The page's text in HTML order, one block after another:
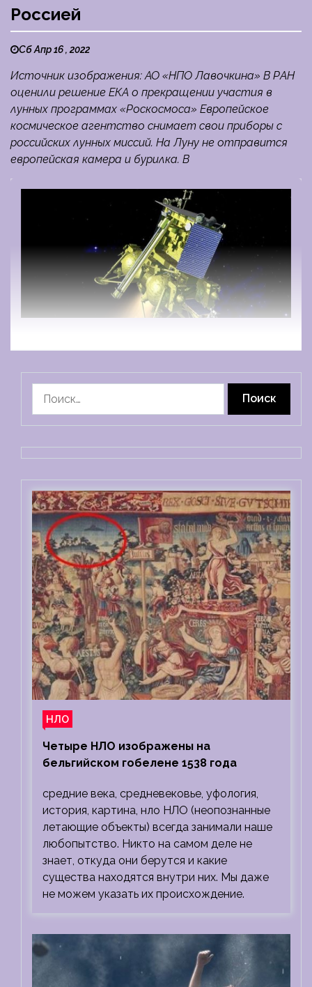
Россией
Сб Апр 16 , 2022
Источник изображения: АО «НПО Лавочкина» В РАН
оценили решение ЕКА о прекращении участия в
лунных программах «Роскосмоса» Европейское
космическое агентство снимает свои приборы с
российских лунных миссий. На Луну не отправится
европейская камера и бурилка. В
НЛО
Четыре НЛО изображены на
бельгийском гобелене 1538 года
средние века, средневековье, уфология,
история, картина, нло НЛО (неопознанные
летающие объекты) всегда занимали наше
любопытство. Никто на самом деле не
знает, откуда они берутся и какие
существа находятся внутри них. Мы даже
не можем указать их происхождение.